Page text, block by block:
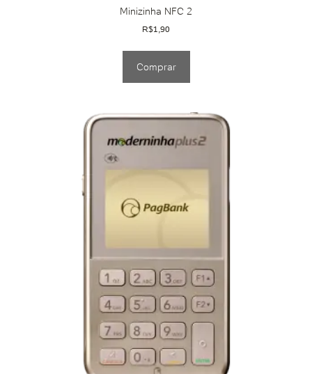
Minizinha NFC 2
R$1,90
Comprar